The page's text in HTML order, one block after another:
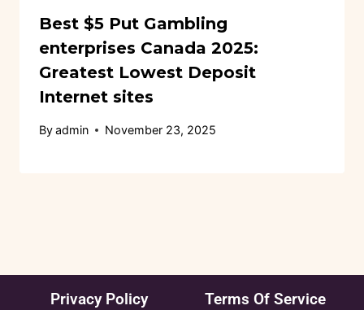
Best $5 Put Gambling
enterprises Canada 2025:
Greatest Lowest Deposit
Internet sites
Byadmin November 23, 2025
Privacy Policy Terms Of Service